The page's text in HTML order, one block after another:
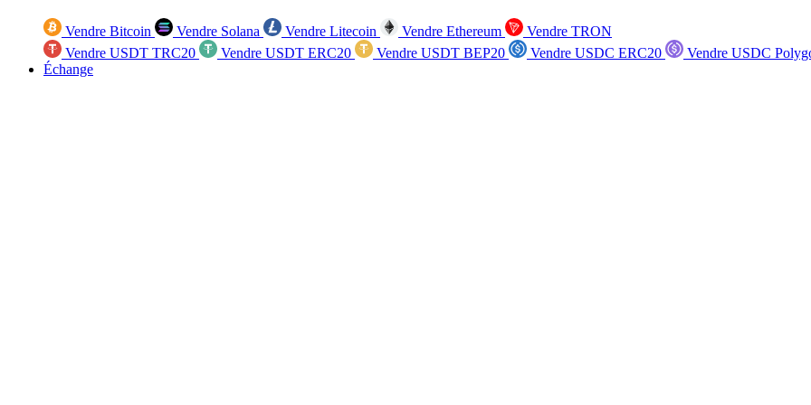
Vendre Bitcoin Vendre Solana Vendre Litecoin Vendre Ethereum
Vendre TRON
Vendre USDT TRC20
Vendre USDT ERC20 Vendre USDT BEP20 Vendre USDC ERC20
Vendre USDC
Échange